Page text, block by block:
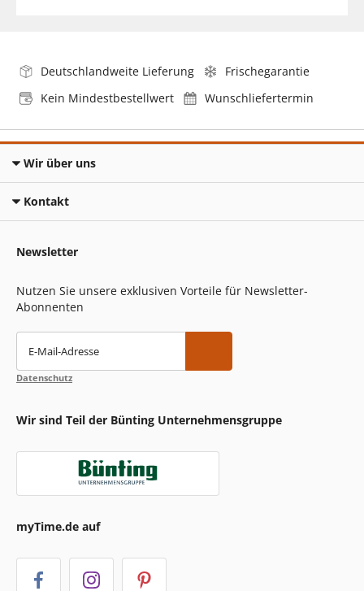
Deutschlandweite Lieferung
Frischegarantie
Kein Mindestbestellwert
Wunschliefertermin
Wir über uns
Kontakt
Newsletter
Nutzen Sie unsere exklusiven Vorteile für Newsletter-
Abonnenten
E-Mail-Adresse
Datenschutz
Wir sind Teil der Bünting Unternehmensgruppe
myTime.de auf